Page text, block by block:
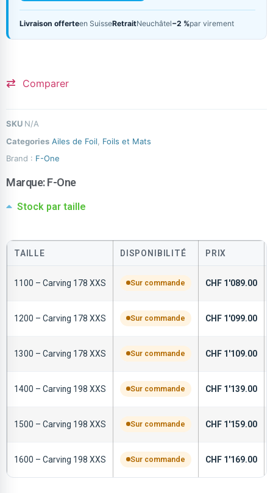
Livraison offerteen SuisseRetraitNeuchâtel−2 %par virement
Comparer
SKU N/A
Categories Ailes de Foil
Foils et Mats
Brand : F-One
Marque:F-One
Stock par taille
TAILLE DISPONIBILITÉ PRIX
1100 – Carving 178 XXS Sur commande CHF 1'089.00
1200 – Carving 178 XXS Sur commande CHF 1'099.00
1300 – Carving 178 XXS Sur commande CHF 1'109.00
1400 – Carving 198 XXS Sur commande CHF 1'139.00
1500 – Carving 198 XXS Sur commande CHF 1'159.00
1600 – Carving 198 XXS Sur commande CHF 1'169.00